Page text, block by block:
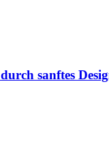
sanftes